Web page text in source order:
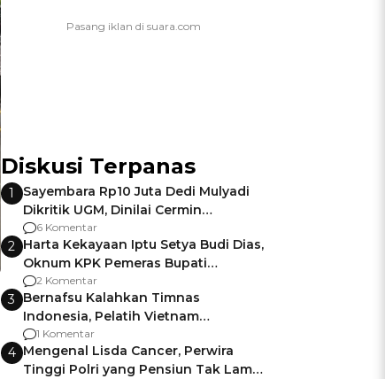
Diskusi Terpanas
1
Sayembara Rp10 Juta Dedi Mulyadi
Dikritik UGM, Dinilai Cermin
Gagalnya Negara Jamin Keamanan
6 Komentar
2 Harta Kekayaan Iptu Setya Budi Dias,
Oknum KPK Pemeras Bupati
Pemalang
2 Komentar
3 Bernafsu Kalahkan Timnas
Indonesia, Pelatih Vietnam
Berencana Pakai Jimat di Pakansari
1 Komentar
4 Mengenal Lisda Cancer, Perwira
Tinggi Polri yang Pensiun Tak Lama